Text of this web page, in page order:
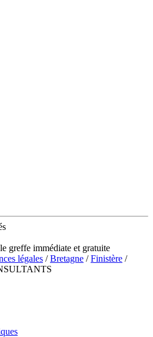
greffe immédiate et gratuite
légales /Bretagne /Finistère /